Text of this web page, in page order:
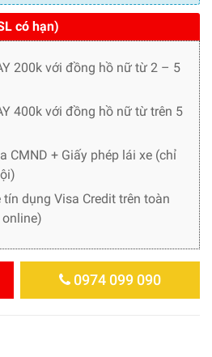
có hạn)
200k với đồng hồ nữ từ 2 – 5
400k với đồng hồ nữ từ trên 5
CMND + Giấy phép lái xe (chỉ
dụng Visa Credit trên toàn
0974 099 090